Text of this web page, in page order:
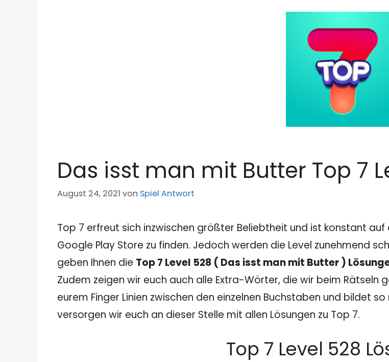
Das isst man mit Butter Top 7
August 24, 2021 von Spiel Antwort
Top 7 erfreut sich inzwischen größter Beliebtheit und ist konstant
Google Play Store zu finden. Jedoch werden die Level zunehmend
geben Ihnen die Top 7 Level 528 ( Das isst man mit Butter )
Zudem zeigen wir euch auch alle Extra-Wörter, die wir beim Rätseln
eurem Finger Linien zwischen den einzelnen Buchstaben und bildet
versorgen wir euch an dieser Stelle mit allen Lösungen zu Top 7.
Top 7 Level 528